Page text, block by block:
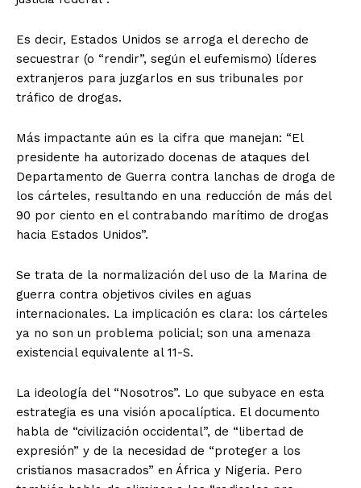
Es decir, Estados Unidos se arroga el derecho de
secuestrar (o “rendir”, según el eufemismo) líderes
extranjeros para juzgarlos en sus tribunales por
tráfico de drogas.
Más impactante aún es la cifra que manejan: “El
presidente ha autorizado docenas de ataques del
Departamento de Guerra contra lanchas de droga de
los cárteles, resultando en una reducción de más del
90 por ciento en el contrabando marítimo de drogas
hacia Estados Unidos”.
Se trata de la normalización del uso de la Marina de
guerra contra objetivos civiles en aguas
internacionales. La implicación es clara: los cárteles
ya no son un problema policial; son una amenaza
existencial equivalente al 11-S.
La ideología del “Nosotros”. Lo que subyace en esta
estrategia es una visión apocalíptica. El documento
habla de “civilización occidental”, de “libertad de
expresión” y de la necesidad de “proteger a los
cristianos masacrados” en África y Nigeria. Pero